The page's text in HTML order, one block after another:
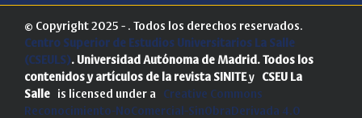
© Copyright 2025 - . Todos los derechos reservados.
Centro Superior de Estudios Universitarios La Salle
(CSEULS). Universidad Autónoma de Madrid. Todos los
contenidos y artículos de la revista SINITEy CSEU La
Salle is licensed under a Creative Commons
Reconocimiento-NoComercial-SinObraDerivada 4.0